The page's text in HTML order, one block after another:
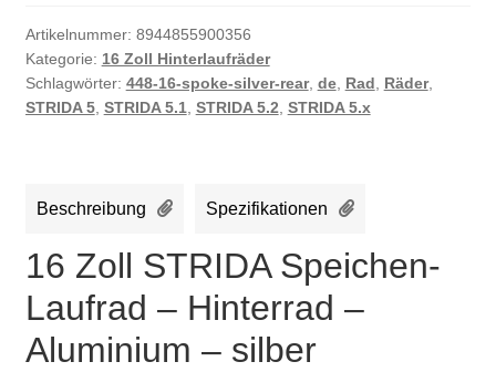
Artikelnummer: 8944855900356
Kategorie: 16 Zoll Hinterlaufräder
Schlagwörter: 448-16-spoke-silver-rear, de, Rad, Räder,
STRIDA 5, STRIDA 5.1, STRIDA 5.2, STRIDA 5.x
Beschreibung Spezifikationen
16 Zoll STRIDA Speichen-
Laufrad – Hinterrad –
Aluminium – silber